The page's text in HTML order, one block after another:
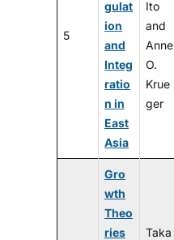
5
gulat
ion
and
Integ
ratio
n in
East
Asia
Ito
and
Anne
O.
Krue
ger
Gro
wth
Theo
ries
Taka